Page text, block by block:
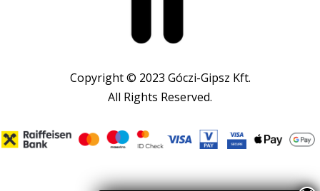
Copyright © 2023 Góczi-Gipsz Kft.
All Rights Reserved.